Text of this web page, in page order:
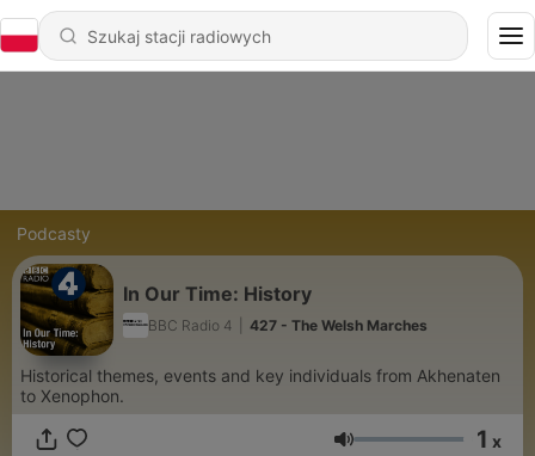
Podcasty
In Our Time: History
BBC Radio 4 427 - The Welsh Marches
Historical themes, events and key individuals from Akhenaten
to Xenophon.
Głośność 1 x